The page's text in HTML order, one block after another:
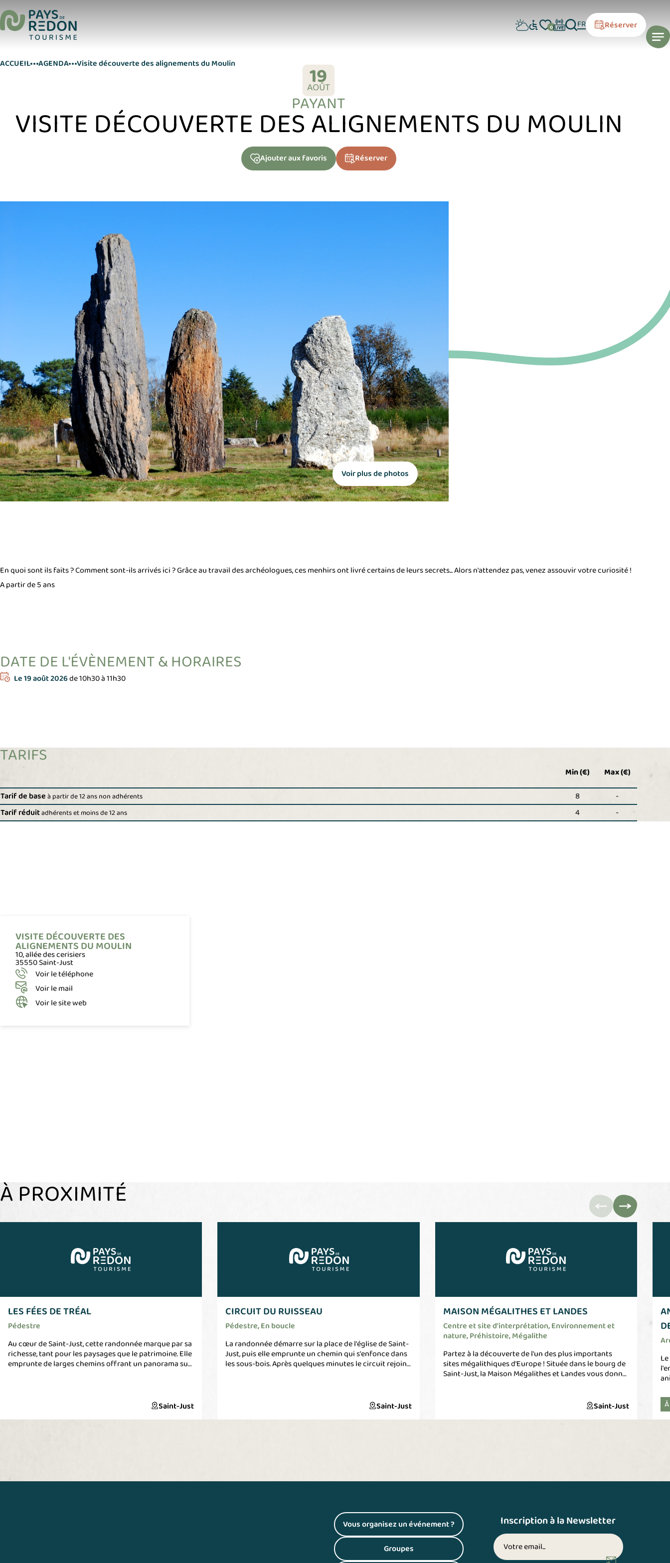
0 FR Réserver
ACCUEIL AGENDA Visite découverte des alignements du Moulin 19
AOÛT
PAYANT
VISITE DÉCOUVERTE DES ALIGNEMENTS DU MOULIN
Ajouteraux favoris Réserver
Voir plus de photos
En quoi sont ils faits ? Comment sont-ils arrivés ici ? Grâce au travail des archéologues, ces menhirs ont livré certains de leurs secrets... Alors n'attendez pas, venez assouvir votre curiosité !
A partir de 5 ans
DATE DE L'ÉVÈNEMENT & HORAIRES
Le19 août 2026de 10h30 à 11h30
TARIFS
Min (€)
Max (€)
Tarif de baseà partir de 12 ans non adhérents 8
-
Tarif réduitadhérents et moins de 12 ans 4 -
VISITE DÉCOUVERTE DES
ALIGNEMENTS DU MOULIN
10, allée des cerisiers
35550 Saint-Just
Voir le téléphone
Voir le mail
Voir le site web
À PROXIMITÉ
LES FÉES DE TRÉAL
Pédestre
Au cœur de Saint-Just, cette randonnée marque par sa
richesse, tant pour les paysages que le patrimoine. Elle
emprunte de larges chemins offrant un panorama sur
Elle vous conduira également à travers des hameaux
d'habitat traditionnel et sur les sites mégalithiques de
Tréal et Cojoux. Au départ de la boucle: parking,
Saint-Just
CIRCUIT DU RUISSEAU
Pédestre, En boucle
La randonnée démarre sur la place de l'église de Saint-
Just, puis elle emprunte un chemin qui s'enfonce dans
les sous-bois. Après quelques minutes le circuit rejoint
Le circuit passe devant l'impressionnante paroi
d'escalade. Il est alors possible d'observer les
nombreux nénuphars sur l'étang. Après une petite
sentier repart par les landes de Cojoux. Au mois de mai,
mégalithes et des tumulus. Des panneaux
d'interprétation permettent de mieux comprendre
leur histoire. Au retour dans le bourg de Saint-Just, et
pour plus d'information sur le riche passé de Saint-
Just, il est possible de visiter la Maison Mégalithes et
Saint-Just
MAISON MÉGALITHES ET LANDES
Centre et site d'interprétation, Environnement et
nature, Préhistoire, Mégalithe
Partez à la découverte de l'un des plus importants
sites mégalithiques d'Europe ! Située dans le bourg de
Saint-Just, la Maison Mégalithes et Landes vous donne
explications... Une nouvelle exposition permanente et
des expositions temporaires sont disponibles. Pour
une expérience encore plus marquante, ne manquez
Saint-Just
Vous organisez un événement ?
(S'ouvre dans un nouvel onglet)
Groupes(S'ouvre dans un nouvel onglet)
Inscription à la Newsletter
Votre adresse email (inscription newsletter)